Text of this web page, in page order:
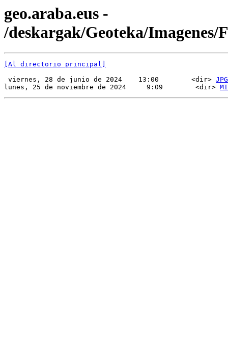
geo.araba.eus -
/deskargak/Geoteka/Imagenes/
[Al directorio principal]
viernes, 28 de junio de 2024    13:00        <dir> JPG
lunes, 25 de noviembre de 2024     9:09        <dir>